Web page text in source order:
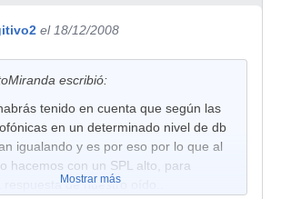
el 18/12/2008
escribió:
tenido en cuenta que según las
en un determinado nivel de db
igualando y es por eso por lo que al
hacemos con un SPL alto, para
respuesta de nuestro oído..
Mostrar más